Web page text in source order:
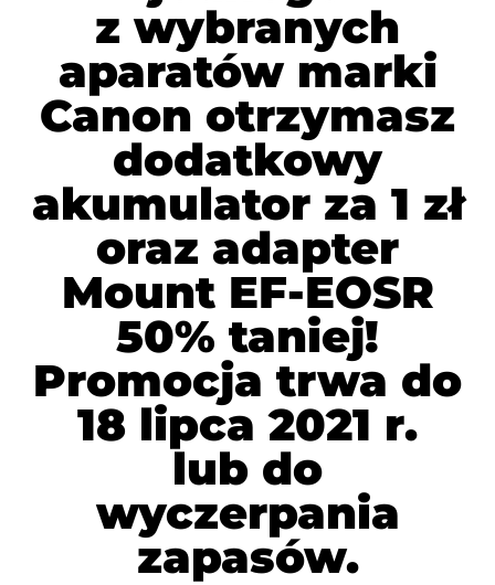
z wybranych
aparatów marki
Canon otrzymasz
dodatkowy
akumulator za 1 zł
oraz adapter
Mount EF-EOSR
50% taniej!
Promocja trwa do
18 lipca 2021 r.
lub do
wyczerpania
zapasów.